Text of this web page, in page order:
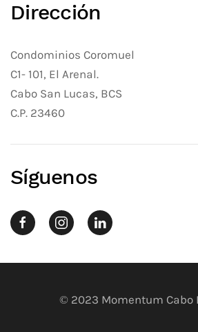
Dirección
Condominios Coromuel
C1- 101, El Arenal.
Cabo San Lucas, BCS
C.P. 23460
Síguenos
© 2023 Momentum Cabo